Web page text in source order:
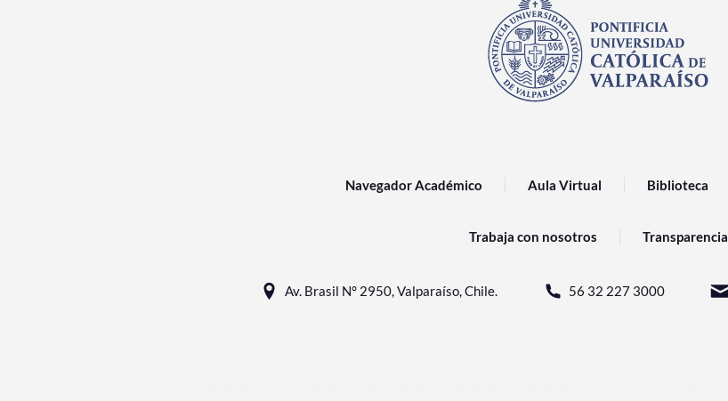
Navegador Académico Aula Virtual Biblioteca
Trabaja con nosotros Transparencia
Av. Brasil N° 2950, Valparaíso, Chile. 56 32 227 3000